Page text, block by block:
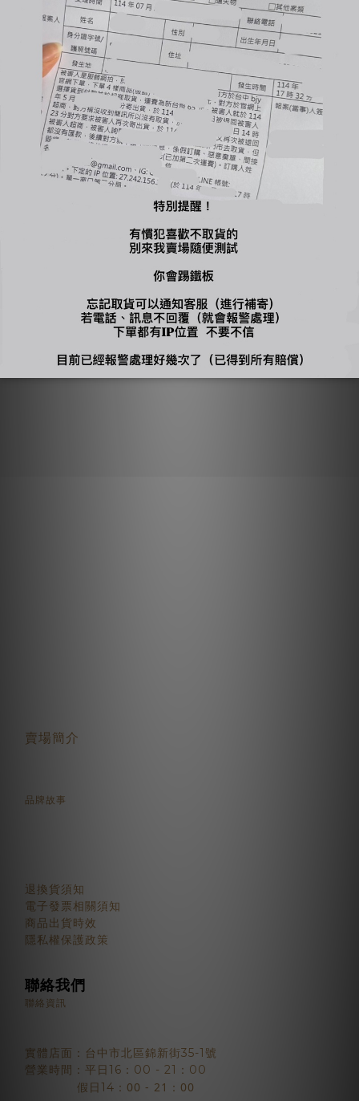
您可能喜歡...
賣場簡介
品牌故事
退換貨須知
電子發票相關須知
商品出貨時效
隱私權保護政策
聯絡我們
聯絡資訊
實體店面：台中市北區錦新街35-1號
營業時間：平日16：00 - 21：00
假日14 ：00 - 21：00